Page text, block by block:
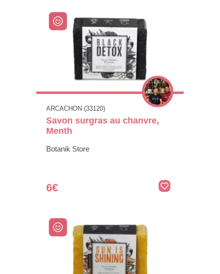
ARCACHON (33120)
Savon surgras au chanvre,
Menth
Botanik Store
6€